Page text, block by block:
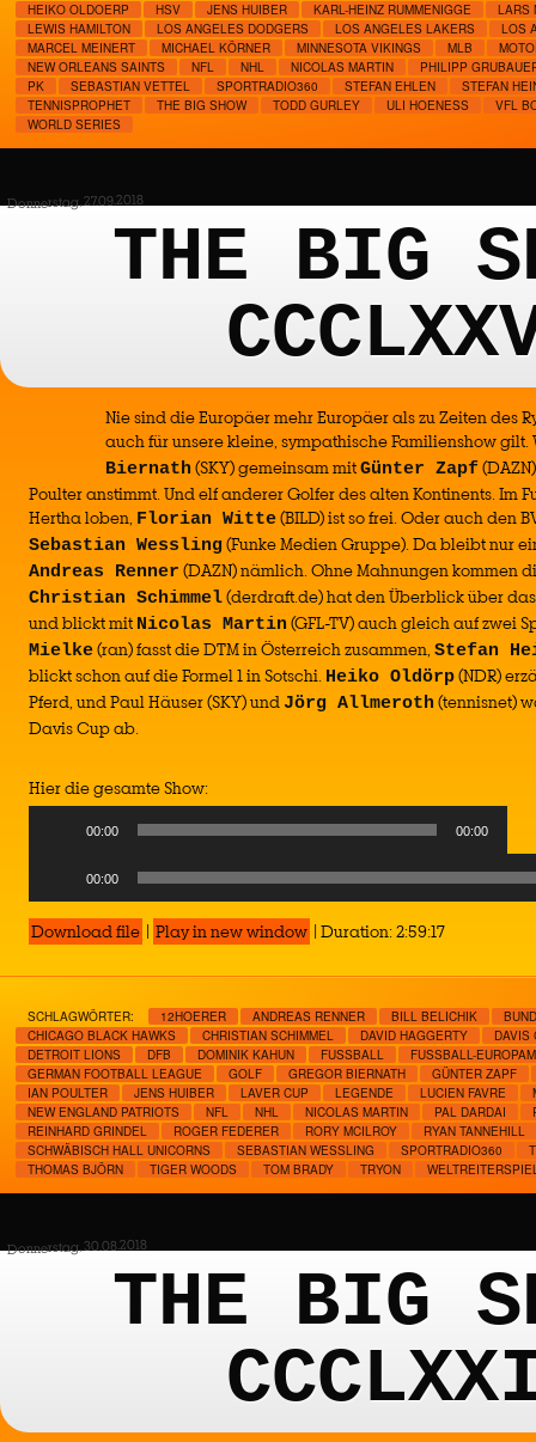
HEIKO OLDOERP
HSV JENS HUIBER KARL-HEINZ RUMMENIGGE
LARS
LEWIS HAMILTON
LOS ANGELES DODGERS LOS ANGELES LAKERS
LOS
MARCEL MEINERT
MICHAEL KÖRNER MINNESOTA VIKINGS MLB
NEW ORLEANS SAINTS
NFL NHL NICOLAS MARTIN
PHILIPP
PK
SEBASTIAN VETTEL SPORTRADIO360 STEFAN EHLEN
STEFAN
TENNISPROPHET
THE BIG SHOW TODD GURLEY ULI HOENESS
VFL
WORLD SERIES
Donnerstag, 27.09.2018
THE BIG
Nie sind die Europäer mehr Europäer als zu Zeiten des
auch für unsere kleine, sympathische Familienshow gilt.
Biernath (SKY) gemeinsam mitGünter Zapf
Poulter anstimmt. Und elf anderer Golfer des alten Kontinents. Im
Hertha loben, Florian Witte(BILD) ist so frei. Oder auch den
Sebastian Wessling(Funke Medien Gruppe). Da bleibt nur
Andreas Renner (DAZN) nämlich. Ohne Mahnungen kommen
Christian Schimmel(derdraft.de) hat den Überblick über
und blickt mit Nicolas Martin (GFL-TV) auch gleich auf zwei
Mielke(ran) fasst die DTM in Österreich zusammen, Stefan
blickt schon auf die Formel 1 in Sotschi. Heiko Oldörp(NDR)
Pferd, und Paul Häuser (SKY) undJörg Allmeroth (tennisnet)
Davis Cup ab.
Hier die gesamte Show:
00:00 00:00
00:00
Download file | Play in new window | Duration: 2:59:17
SCHLAGWÖRTER: 12HOERER ANDREAS RENNER BILL BELICHIK
CHICAGO BLACK HAWKS
CHRISTIAN SCHIMMEL DAVID HAGGERTY
DAVIS
DETROIT LIONS
DFB DOMINIK KAHUN FUSSBALL
FUSSBALL-
GERMAN FOOTBALL LEAGUE
GOLF GREGOR BIERNATH
GÜNTER ZAPF
IAN POULTER
JENS HUIBER LAVER CUP LEGENDE LUCIEN FAVRE
NEW ENGLAND PATRIOTS
NFL NHL NICOLAS MARTIN PAL DARDAI
REINHARD GRINDEL
ROGER FEDERER RORY MCILROY
RYAN TANNEHILL
SCHWÄBISCH HALL UNICORNS
SEBASTIAN WESSLING SPORTRADIO360
THOMAS BJÖRN
TIGER WOODS TOM BRADY TRYON
Donnerstag, 30.08.2018
THE BIG